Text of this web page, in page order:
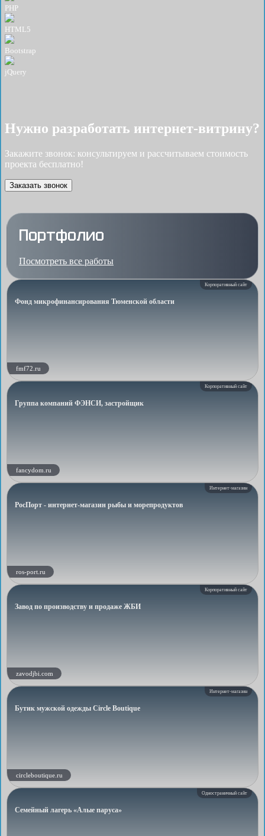
PHP
HTML5
Bootstrap
jQuery
Нужно разработать интернет-витрину?
Закажите звонок: консультируем и рассчитываем стоимость
проекта бесплатно!
Заказать звонок
Портфолио
Посмотреть все работы
Корпоративный сайт
Фонд микрофинансирования Тюменской области
fmf72.ru
Корпоративный сайт
Группа компаний ФЭНСИ, застройщик
fancydom.ru
Интернет-магазин
РосПорт - интернет-магазин рыбы и морепродуктов
ros-port.ru
Корпоративный сайт
Завод по производству и продаже ЖБИ
zavodjbi.com
Интернет-магазин
Бутик мужской одежды Circle Boutique
circleboutique.ru
Одностраничный сайт
Семейный лагерь «Алые паруса»